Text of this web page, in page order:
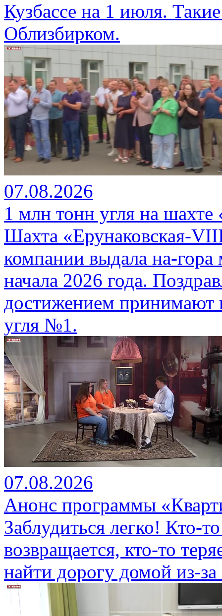
Кузбассе на 1 июля.
Облизбирком.
07.08.2026
1 млн тонн угля на
Шахта «Ерунаковская-
компании выдала на-
начала 2026 года.
достижением принимают
угля №1.
07.08.2026
Анонс программы
Заблудиться легко! Кто-
возвращается, кто-то
найти дорогу домой из-за